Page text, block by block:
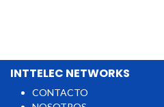
INTTELEC NETWORKS
CONTACTO